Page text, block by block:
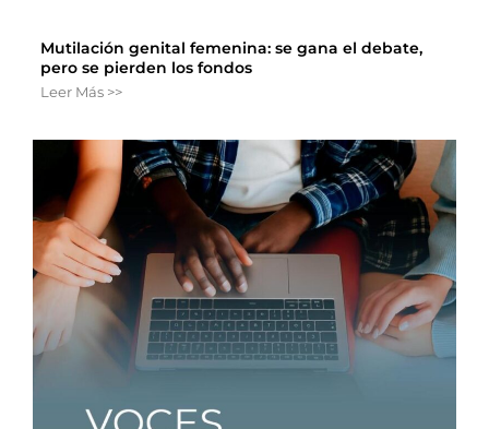
Mutilación genital femenina: se gana el debate,
pero se pierden los fondos
Leer Más >>